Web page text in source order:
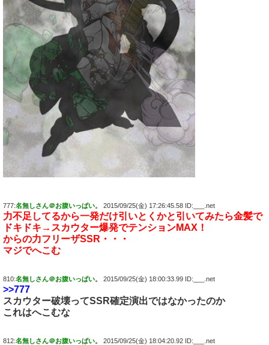
777:名無しさん＠お腹いっぱい。 2015/09/25(金) 17:26:45.58 ID:___.net
力不足してるから一発だけ引いとくかと引いてみたら金髪で
ドキドキ→スカウター爆発でテンションMAX！
からの力フリーザSSR・・・
マジでへこむ
810:名無しさん＠お腹いっぱい。 2015/09/25(金) 18:00:33.99 ID:___.net
>>777
スカウター破壊ってSSR確定演出ではなかったのか
これはへこむな
812:名無しさん＠お腹いっぱい。 2015/09/25(金) 18:04:20.92 ID:___.net